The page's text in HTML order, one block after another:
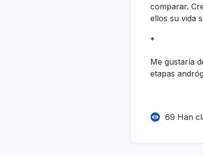
comparar.
ellos su vida
*
Me gustarí­a
etapas
69 Han